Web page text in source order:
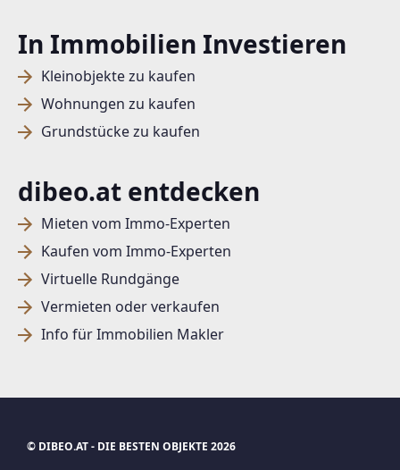
In Immobilien Investieren
Kleinobjekte zu kaufen
Wohnungen zu kaufen
Grundstücke zu kaufen
dibeo.at entdecken
Mieten vom Immo-Experten
Kaufen vom Immo-Experten
Virtuelle Rundgänge
Vermieten oder verkaufen
Info für Immobilien Makler
© DIBEO.AT - DIE BESTEN OBJEKTE 2026